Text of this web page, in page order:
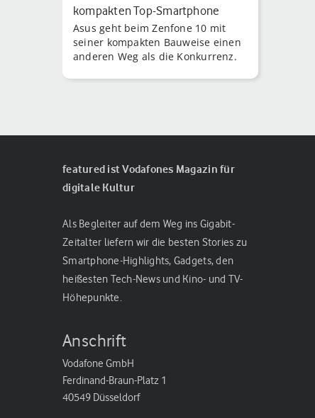
kompakten Top-Smartphone
Asus geht beim Zenfone 10 mit
seiner kompakten Bauweise einen
anderen Weg als die Konkurrenz.
featured ist Vodafones Magazin für
digitale Kultur
Als Begleiter auf dem Weg ins Gigabit-
Zeitalter liefern wir die besten Stories zu
Smartphone-Highlights, Gadgets, den
heißesten Tech-News und Kino- und TV-
Höhepunkte.
Anschrift
Vodafone GmbH
Ferdinand-Braun-Platz 1
40549 Düsseldorf